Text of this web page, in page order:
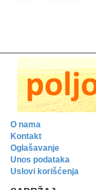
O nama
Kontakt
Oglašavanje
Unos podataka
Uslovi korišćenja